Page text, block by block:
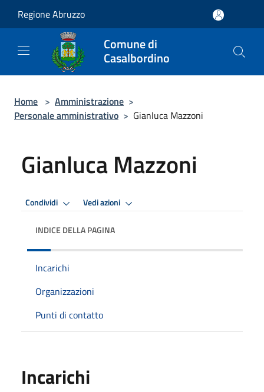
Regione Abruzzo
Comune di
Casalbordino
Home > Amministrazione >
Personale amministrativo > Gianluca Mazzoni
Gianluca Mazzoni
Condividi Vedi azioni
INDICE DELLA PAGINA
Incarichi
Organizzazioni
Punti di contatto
Incarichi